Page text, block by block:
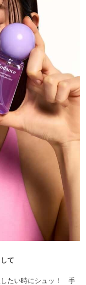
て
したい時にシュッ！ 手